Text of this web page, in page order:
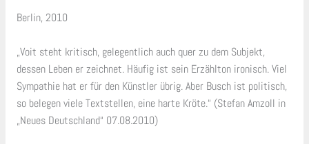
Berlin, 2010
„Voit steht kritisch, gelegentlich auch quer zu dem Subjekt,
dessen Leben er zeichnet. Häufig ist sein Erzählton ironisch. Viel
Sympathie hat er für den Künstler übrig. Aber Busch ist politisch,
so belegen viele Textstellen, eine harte Kröte.“ (Stefan Amzoll in
„Neues Deutschland“ 07.08.2010)